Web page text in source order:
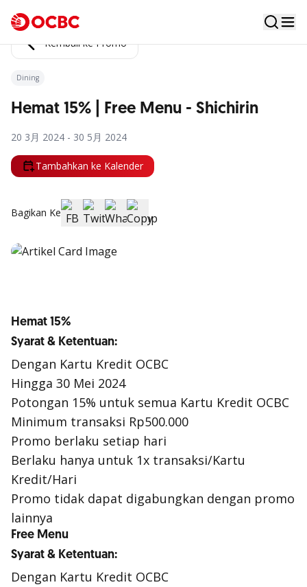
Kembali ke Promo
Dining
Hemat 15% | Free Menu - Shichirin
20 3月 2024 - 30 5月 2024
Tambahkan ke Kalender
Bagikan Ke
Hemat 15%
Syarat & Ketentuan:
Dengan Kartu Kredit OCBC
Hingga 30 Mei 2024
Potongan 15% untuk semua Kartu Kredit OCBC
Minimum transaksi Rp500.000
Promo berlaku setiap hari
Berlaku hanya untuk 1x transaksi/Kartu
Kredit/Hari
Promo tidak dapat digabungkan dengan promo
lainnya
Free Menu
Syarat & Ketentuan:
Dengan Kartu Kredit OCBC